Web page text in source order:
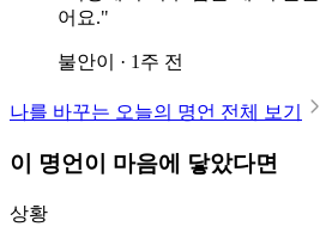
어요."
불안이 · 1주 전
나를 바꾸는 오늘의 명언 전체 보기
이 명언이 마음에 닿았다면
상황